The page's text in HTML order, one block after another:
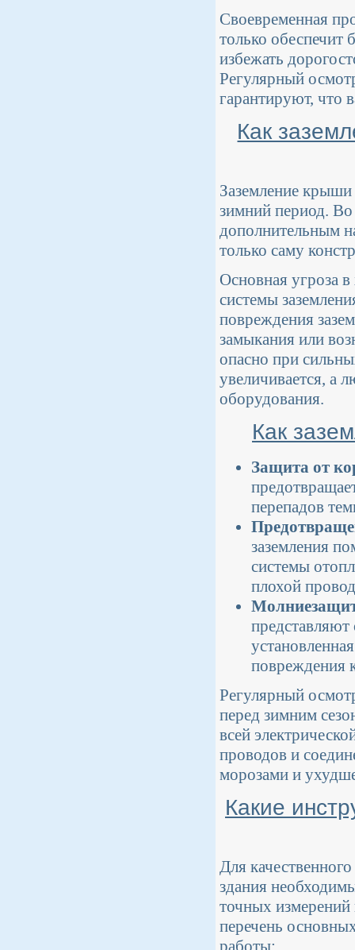
Своевременная
только обеспечит
избежать
Регулярный
гарантируют, что
Как
Заземление крыши
зимний период.
дополнительным
только саму
Основная угроза
системы
повреждения
замыкания или
опасно при
увеличивается, а
оборудования.
Как
Защита от
перепадов
заземления
системы
плохой
повреждения
Регулярный
перед зимним
всей
проводов и
морозами и
Какие
Для
здания
точных измерений
перечень